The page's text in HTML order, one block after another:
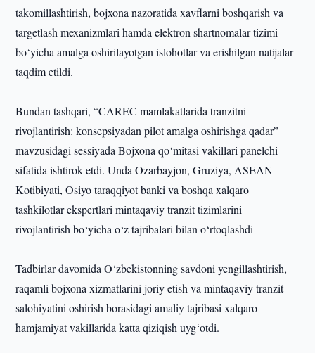
takomillashtirish, bojxona nazoratida xavflarni boshqarish va
targetlash mexanizmlari hamda elektron shartnomalar tizimi
bo‘yicha amalga oshirilayotgan islohotlar va erishilgan natijalar
taqdim etildi.
Bundan tashqari, “CAREC mamlakatlarida tranzitni
rivojlantirish: konsepsiyadan pilot amalga oshirishga qadar”
mavzusidagi sessiyada Bojxona qo‘mitasi vakillari panelchi
sifatida ishtirok etdi. Unda Ozarbayjon, Gruziya, ASEAN
Kotibiyati, Osiyo taraqqiyot banki va boshqa xalqaro
tashkilotlar ekspertlari mintaqaviy tranzit tizimlarini
rivojlantirish bo‘yicha o‘z tajribalari bilan o‘rtoqlashdi
Tadbirlar davomida O‘zbekistonning savdoni yengillashtirish,
raqamli bojxona xizmatlarini joriy etish va mintaqaviy tranzit
salohiyatini oshirish borasidagi amaliy tajribasi xalqaro
hamjamiyat vakillarida katta qiziqish uyg‘otdi.